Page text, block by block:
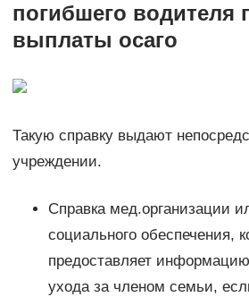
погибшего водителя
выплаты осаго
Такую справку выдают
учреждении.
Справка мед.организации
социального обеспечения,
предоставляет
ухода за членом семьи,